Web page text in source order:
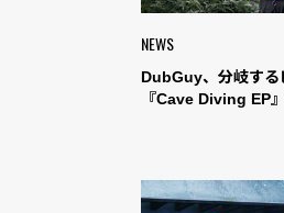
NEWS
DubGuy、分岐する
『Cave Diving EP